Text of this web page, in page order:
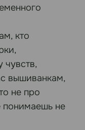
кто
чувств,
вышиванкам,
не про
понимаешь не